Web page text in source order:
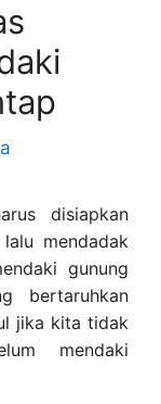
disiapkan
mendadak
gunung
bertaruhkan
jika kita tidak
mendaki